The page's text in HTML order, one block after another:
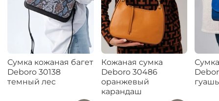
Сумка кожаная багет
Deboro 30138
темный лес
Кожаная сумка
Deboro 30486
оранжевый
карандаш
гуашь